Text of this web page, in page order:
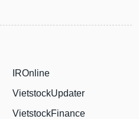
IROnline
VietstockUpdater
VietstockFinance